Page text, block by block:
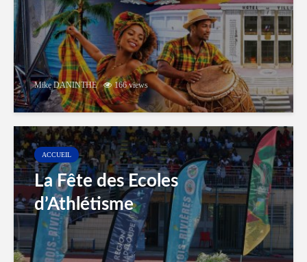
Mike DANINTHE 166 views
ACCUEIL
La Fête des Ecoles
d’Athlétisme